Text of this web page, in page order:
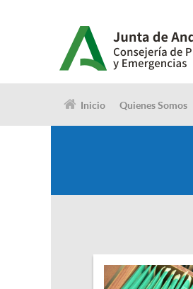
Inicio Quienes Somos